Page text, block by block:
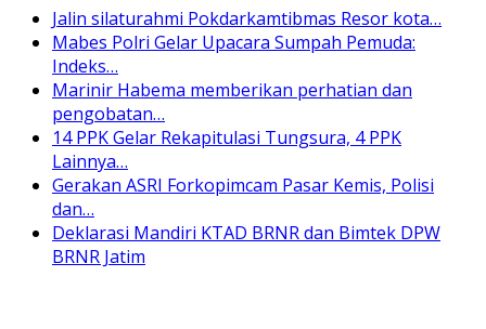
Jalin silaturahmi Pokdarkamtibmas Resor kota…
Mabes Polri Gelar Upacara Sumpah Pemuda:
Indeks…
Marinir Habema memberikan perhatian dan
pengobatan…
14 PPK Gelar Rekapitulasi Tungsura, 4 PPK
Lainnya…
Gerakan ASRI Forkopimcam Pasar Kemis, Polisi
dan…
Deklarasi Mandiri KTAD BRNR dan Bimtek DPW
BRNR Jatim